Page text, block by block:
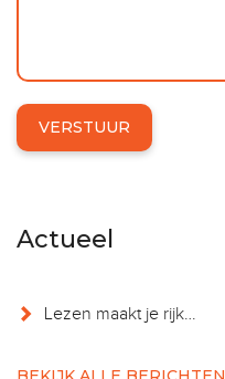
Actueel
Lezen maakt je rijk…